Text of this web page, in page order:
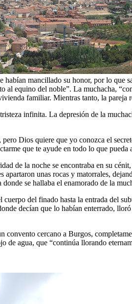
mancillado su honor, por lo que
al equino del noble”. La muchacha,
familiar. Mientras tanto, la pareja
infinita. La depresión de la
Dios quiere que yo conozca el
que te ayude en todo lo que pueda
de la noche se encontraba en su
apartaron unas rocas y matorrales,
donde se hallaba el enamorado de la
cuerpo del finado hasta la entrada del
decían que lo habían enterrado,
convento cercano a Burgos,
de agua, que “continúa llorando